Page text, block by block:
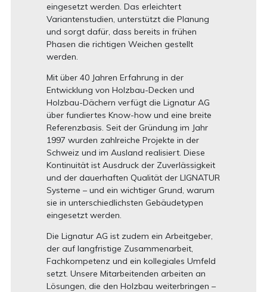
eingesetzt werden. Das erleichtert
Variantenstudien, unterstützt die Planung
und sorgt dafür, dass bereits in frühen
Phasen die richtigen Weichen gestellt
werden.
Mit über 40 Jahren Erfahrung in der
Entwicklung von Holzbau-Decken und
Holzbau-Dächern verfügt die Lignatur AG
über fundiertes Know-how und eine breite
Referenzbasis. Seit der Gründung im Jahr
1997 wurden zahlreiche Projekte in der
Schweiz und im Ausland realisiert. Diese
Kontinuität ist Ausdruck der Zuverlässigkeit
und der dauerhaften Qualität der LIGNATUR
Systeme – und ein wichtiger Grund, warum
sie in unterschiedlichsten Gebäudetypen
eingesetzt werden.
Die Lignatur AG ist zudem ein Arbeitgeber,
der auf langfristige Zusammenarbeit,
Fachkompetenz und ein kollegiales Umfeld
setzt. Unsere Mitarbeitenden arbeiten an
Lösungen, die den Holzbau weiterbringen –